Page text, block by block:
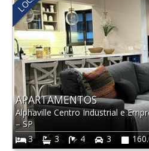
APARTAMENTOS
Alphaville Centro Industrial e
–SP
3
3 4 3